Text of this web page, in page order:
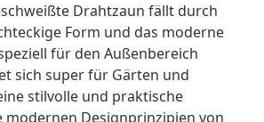
Drahtzaun fällt durch
Form und das moderne
für den Außenbereich
sich super für Gärten und
stilvolle und praktische
modernen Designprinzipien von